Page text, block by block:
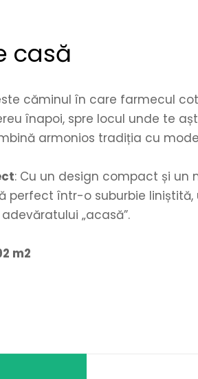
casă
căminul în care farmecul
armonios tradiția cu
: Cu un design compact și un
perfect într-o suburbie
„acasă”.
m2